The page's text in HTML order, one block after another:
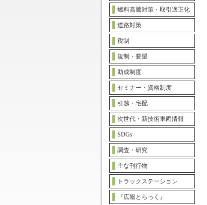
燃料高騰対策・取引適正化
道路対策
税制
規制・要望
助成制度
セミナー・資格制度
引越・宅配
次世代・新技術車両情報
SDGs
調査・研究
主な刊行物
トラックステーション
『広報とらっく』